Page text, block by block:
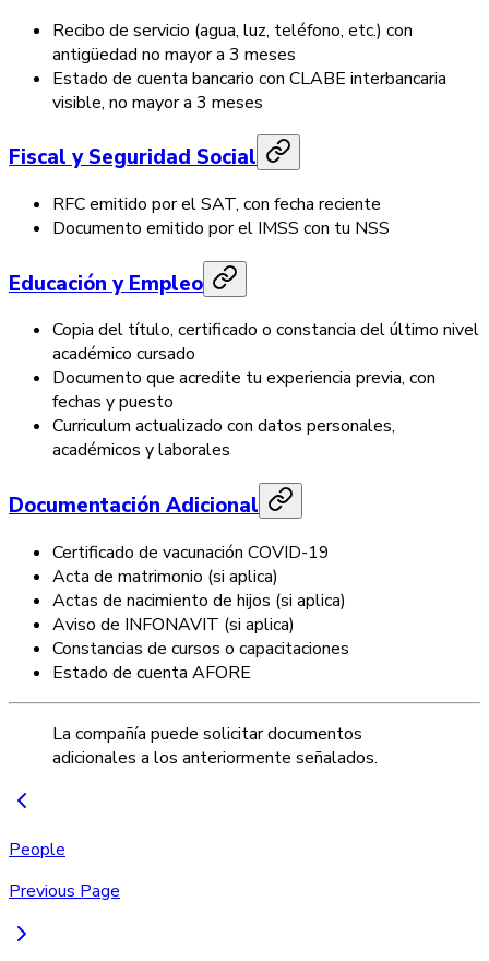
Recibo de servicio (agua, luz, teléfono, etc.) con
antigüedad no mayor a 3 meses
Estado de cuenta bancario con CLABE interbancaria
visible, no mayor a 3 meses
Fiscal y Seguridad Social
RFC emitido por el SAT, con fecha reciente
Documento emitido por el IMSS con tu NSS
Educación y Empleo
Copia del título, certificado o constancia del último nivel
académico cursado
Documento que acredite tu experiencia previa, con
fechas y puesto
Curriculum actualizado con datos personales,
académicos y laborales
Documentación Adicional
Certificado de vacunación COVID-19
Acta de matrimonio (si aplica)
Actas de nacimiento de hijos (si aplica)
Aviso de INFONAVIT (si aplica)
Constancias de cursos o capacitaciones
Estado de cuenta AFORE
La compañía puede solicitar documentos
adicionales a los anteriormente señalados.
People
Previous Page